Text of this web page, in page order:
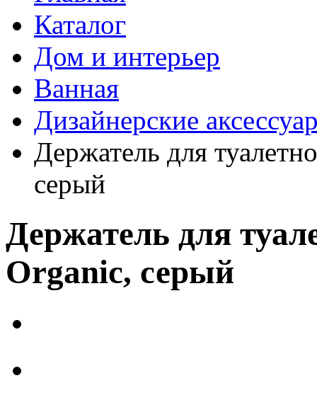
Каталог
Дом и интерьер
Ванная
Дизайнерские
Держатель для
серый
Держатель для
Organic, серый